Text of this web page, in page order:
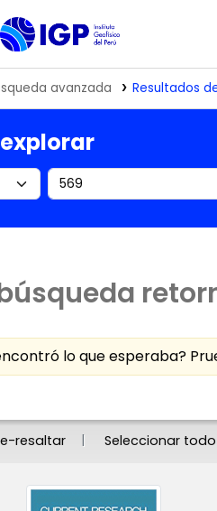
Biblioteca IGP
avanzada Resultados
explorar
Buscar en el
lo que esperaba?
resaltar Seleccionar todo